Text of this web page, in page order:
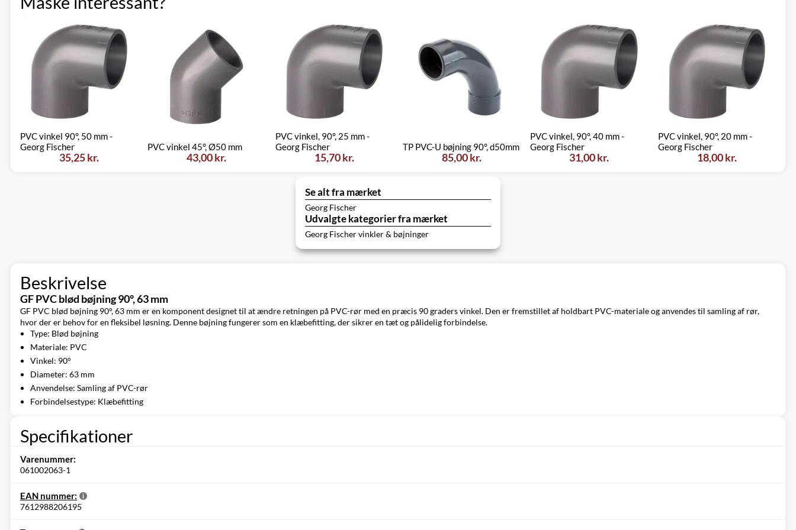
PVC vinkel 90°, 50 mm -
Georg Fischer
35,25 kr.
PVC vinkel 45°, Ø50 mm
43,00 kr.
PVC vinkel, 90°, 25 mm -
Georg Fischer
15,70 kr.
TP PVC-U bøjning 90°, d50mm
85,00 kr.
PVC vinkel, 90°, 40 mm -
Georg Fischer
31,00 kr.
PVC vinkel, 90°, 20 mm -
Georg Fischer
18,00 kr.
Se alt fra mærket
Georg Fischer
Udvalgte kategorier fra mærket
Georg Fischer vinkler & bøjninger
Beskrivelse
GF PVC blød bøjning 90°, 63 mm
GF PVC blød bøjning 90°, 63 mm er en komponent designet til at ændre retningen på PVC-rør med en præcis 90 graders vinkel. Den er fremstillet af holdbart PVC-materiale og anvendes til samling af rør,
hvor der er behov for en fleksibel løsning. Denne bøjning fungerer som en klæbefitting, der sikrer en tæt og pålidelig forbindelse.
Type: Blød bøjning
Materiale: PVC
Vinkel: 90°
Diameter: 63 mm
Anvendelse: Samling af PVC-rør
Forbindelsestype: Klæbefitting
Specifikationer
Varenummer:
061002063-1
EAN nummer:
7612988206195